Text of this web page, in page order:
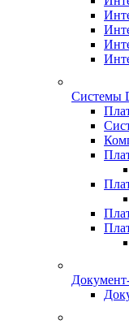
Системы